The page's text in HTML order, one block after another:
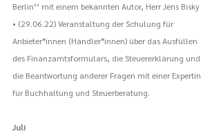
Berlin‘‘ mit einem bekannten Autor, Herr Jens Bisky
• (29.06.22) Veranstaltung der Schulung für
Anbieter*innen (Händler*innen) über das Ausfüllen
des Finanzamtsformulars, die Steuererklärung und
die Beantwortung anderer Fragen mit einer Expertin
für Buchhaltung und Steuerberatung.
Juli